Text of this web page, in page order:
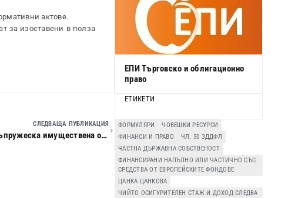
актове.
за изоставени в полза
СЛЕДВАЩА ПУБЛИКАЦИЯ
Отменителният иск и сделките с имот – съпружеска имуществена общност
ЕПИ Търговско и облигационно
право
ЕТИКЕТИ
ФОРМУЛЯРИ
ЧОВЕШКИ РЕСУРСИ
ФИНАНСИ И ПРАВО
ЧЛ. 50 ЗДДФЛ
ЧАСТНА ДЪРЖАВНА СОБСТВЕНОСТ
ФИНАНСИРАНИ НАПЪЛНО ИЛИ ЧАСТИЧНО СЪС
СРЕДСТВА ОТ ЕВРОПЕЙСКИТЕ ФОНДОВЕ
ЦАНКА ЦАНКОВА
ЧИЙТО ОСИГУРИТЕЛЕН СТАЖ И ДОХОД СЛЕДВА